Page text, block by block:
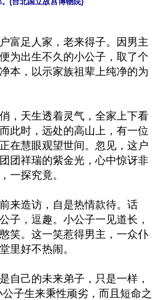
富足人家，老来得子。因男主
为出生不久的小公子，取了个
本，以示家族祖辈上纯净的为
，天生透着灵气，全家上下看
此时，远处的高山上，有一位
在慧眼观望世间。忽见，这户
团祥瑞的紫金光，心中惊讶非
一探究竟。
来造访，自是热情款待。话
子，逗趣。小公子一见道长，
笑。这一笑惹得男主，一众仆
里好不热闹。
自己的未来弟子，只是一样，
子生来秉性顽劣，而且短命之